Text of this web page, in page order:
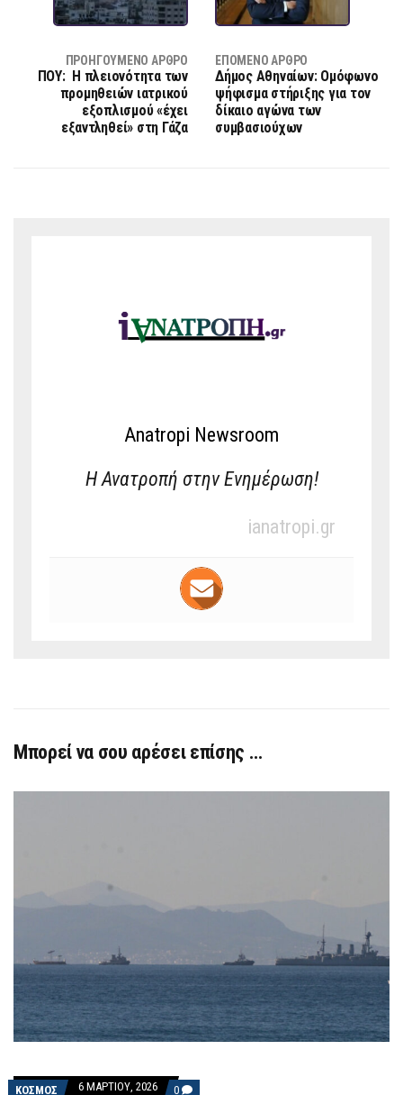
ΠΡΟΗΓΟΎΜΕΝΟ ΆΡΘΡΟ
ΠΟΥ: Η πλειονότητα των
προμηθειών ιατρικού
εξοπλισμού «έχει
εξαντληθεί» στη Γάζα
ΕΠΌΜΕΝΟ ΆΡΘΡΟ
Δήμος Αθηναίων: Ομόφωνο
ψήφισμα στήριξης για τον
δίκαιο αγώνα των
συμβασιούχων
Anatropi Newsroom
Η Ανατροπή στην Ενημέρωση!
ianatropi.gr
Μπορεί να σου αρέσει επίσης …
ΚΟΣΜΟΣ 6 ΜΑΡΤΊΟΥ, 2026 0 COMMENTS